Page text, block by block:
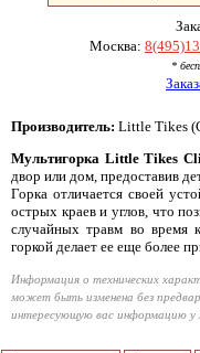
Москва:
*
Производитель: Little Tikes
Мультигорка Little Tikes
двор или дом, предоставив
Горка отличается своей
острых краев и углов, что
случайных травм во время
горкой делает ее еще более
Информация о технических
может быть изменена без
интересующую вас информацию у